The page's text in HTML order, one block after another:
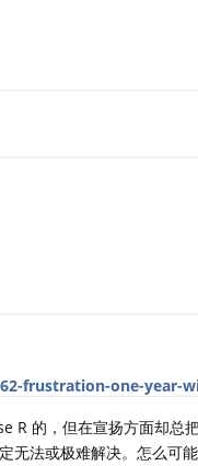
frustration-one-year-
R 的，但在宣扬方面却总
无法或极难解决。怎么